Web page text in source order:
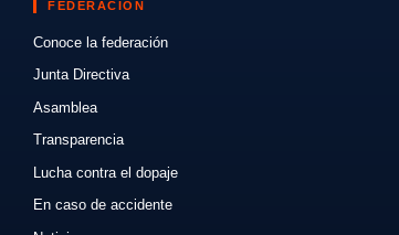
FEDERACIÓN
Conoce la federación
Junta Directiva
Asamblea
Transparencia
Lucha contra el dopaje
En caso de accidente